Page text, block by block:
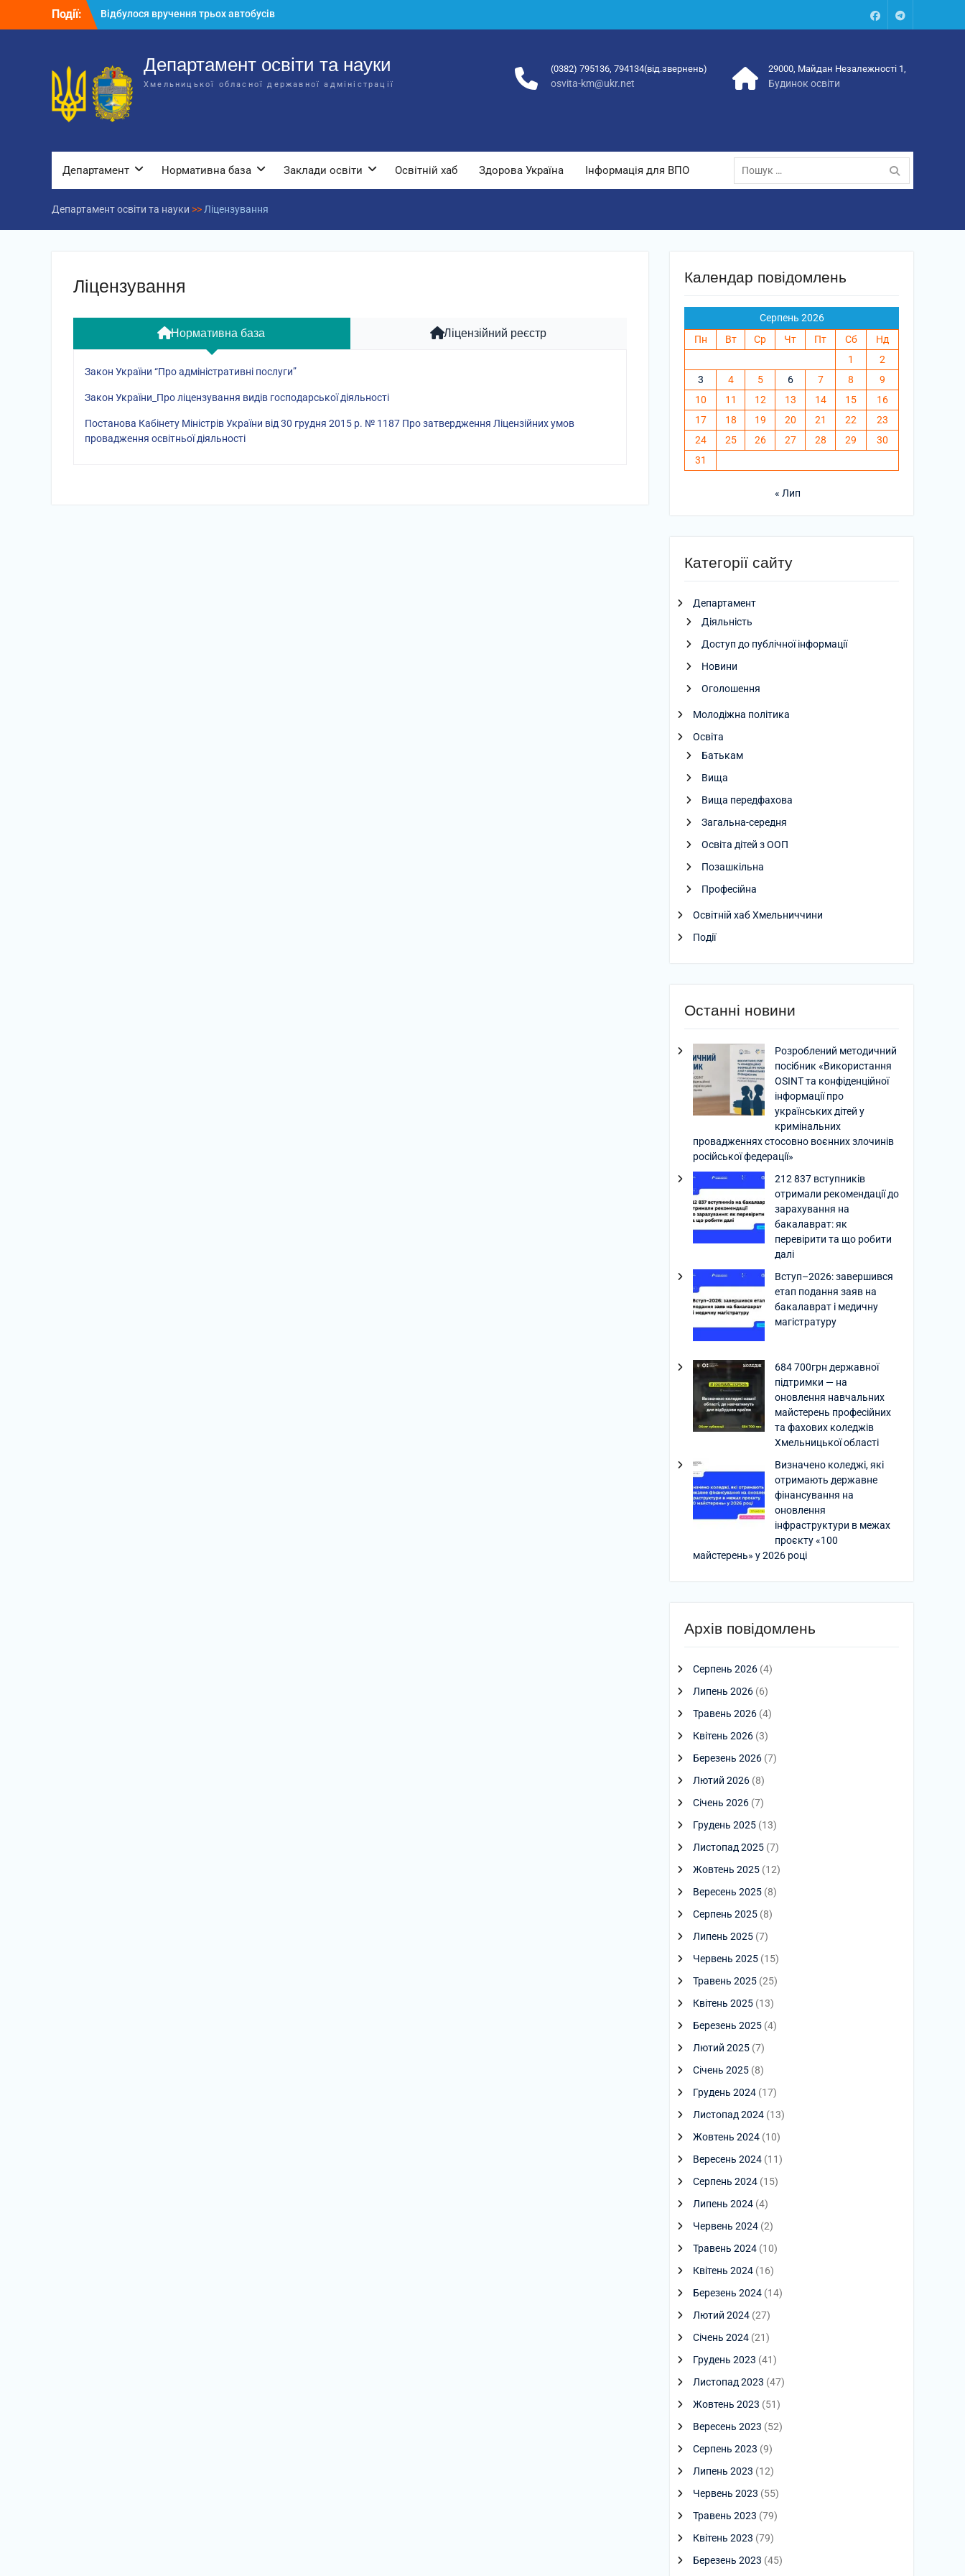
Події:
Відбулося вручення трьох автобусів
для потреб закладів освіти
Департаменту освіти та науки обласної
державної адміністрації
Відбулась обласна нарада для
відповідальних за національно-
патріотичне виховання
FacebookTalegram
Департамент освіти та науки
Хмельницької обласної державної адміністрації
(0382) 795136, 794134(від.звернень)
osvita-km@ukr.net
29000, Майдан Незалежності 1,
Будинок освіти
Департамент Нормативна база Заклади освіти Освітній хаб Здорова Україна Інформація для ВПО
Пошук:
Департамент освіти та науки >> Ліцензування
Ліцензування
Нормативна база Ліцензійний реєстр
Закон України “Про адміністративні послуги”
Закон України_Про ліцензування видів господарської діяльності
Постанова Кабінету Міністрів України від 30 грудня 2015 р. № 1187 Про затвердження Ліцензійних умов
провадження освітньої діяльності
Календар повідомлень
Серпень 2026
Пн
Вт Ср Чт Пт Сб
Нд
1
2
3
4 5 6 7 8
9
10
11 12 13 14 15
16
17
18 19 20 21 22
23
24
25 26 27 28 29
30
31
« Лип
Категорії сайту
Департамент
Діяльність
Доступ до публічної інформації
Новини
Оголошення
Молодіжна політика
Освіта
Батькам
Вища
Вища передфахова
Загальна-середня
Освіта дітей з ООП
Позашкільна
Професійна
Освітній хаб Хмельниччини
Події
Останні новини
Розроблений методичний
посібник «Використання
OSINT та конфіденційної
інформації про
українських дітей у
кримінальних
провадженнях стосовно воєнних злочинів
російської федерації»
212 837 вступників
отримали рекомендації до
зарахування на
бакалаврат: як
перевірити та що робити
далі
Вступ–2026: завершився
етап подання заяв на
бакалаврат і медичну
магістратуру
684 700грн державної
підтримки — на
оновлення навчальних
майстерень професійних
та фахових коледжів
Хмельницької області
Визначено коледжі, які
отримають державне
фінансування на
оновлення
інфраструктури в межах
проєкту «100
майстерень» у 2026 році
Архів повідомлень
Серпень 2026 (4)
Липень 2026 (6)
Травень 2026 (4)
Квітень 2026 (3)
Березень 2026 (7)
Лютий 2026 (8)
Січень 2026 (7)
Грудень 2025 (13)
Листопад 2025 (7)
Жовтень 2025 (12)
Вересень 2025 (8)
Серпень 2025 (8)
Липень 2025 (7)
Червень 2025 (15)
Травень 2025 (25)
Квітень 2025 (13)
Березень 2025 (4)
Лютий 2025 (7)
Січень 2025 (8)
Грудень 2024 (17)
Листопад 2024 (13)
Жовтень 2024 (10)
Вересень 2024 (11)
Серпень 2024 (15)
Липень 2024 (4)
Червень 2024 (2)
Травень 2024 (10)
Квітень 2024 (16)
Березень 2024 (14)
Лютий 2024 (27)
Січень 2024 (21)
Грудень 2023 (41)
Листопад 2023 (47)
Жовтень 2023 (51)
Вересень 2023 (52)
Серпень 2023 (9)
Липень 2023 (12)
Червень 2023 (55)
Травень 2023 (79)
Квітень 2023 (79)
Березень 2023 (45)